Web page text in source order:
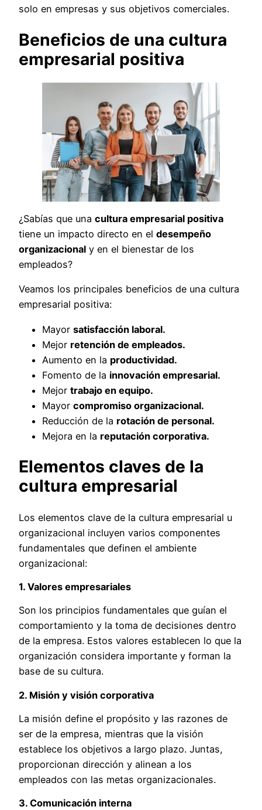
solo en empresas y sus objetivos comerciales.
Beneficios de una cultura
empresarial positiva
¿Sabías que una cultura empresarial positiva
tiene un impacto directo en el desempeño
organizacional y en el bienestar de los
empleados?
Veamos los principales beneficios de una cultura
empresarial positiva:
Mayor satisfacción laboral.
Mejor retención de empleados.
Aumento en la productividad.
Fomento de la innovación empresarial.
Mejor trabajo en equipo.
Mayor compromiso organizacional.
Reducción de la rotación de personal.
Mejora en la reputación corporativa.
Elementos claves de la
cultura empresarial
Los elementos clave de la cultura empresarial u
organizacional incluyen varios componentes
fundamentales que definen el ambiente
organizacional:
1. Valores empresariales
Son los principios fundamentales que guían el
comportamiento y la toma de decisiones dentro
de la empresa. Estos valores establecen lo que la
organización considera importante y forman la
base de su cultura.
2. Misión y visión corporativa
La misión define el propósito y las razones de
ser de la empresa, mientras que la visión
establece los objetivos a largo plazo. Juntas,
proporcionan dirección y alinean a los
empleados con las metas organizacionales.
3. Comunicación interna